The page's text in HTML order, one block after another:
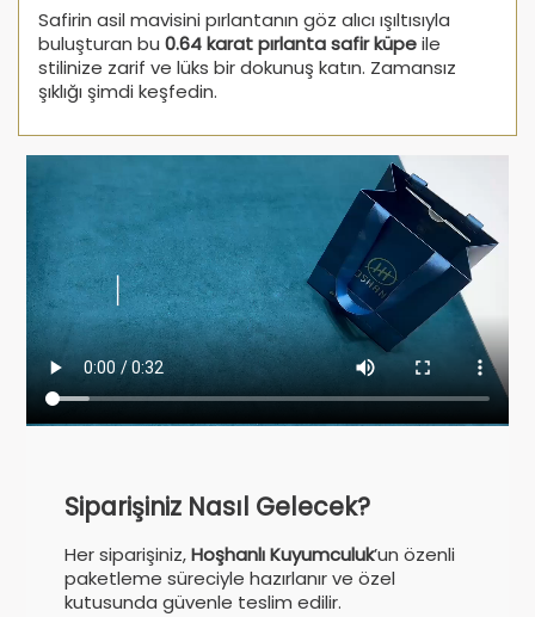
Safirin asil mavisini pırlantanın göz alıcı ışıltısıyla
buluşturan bu 0.64 karat pırlanta safir küpeile
stilinize zarif ve lüks bir dokunuş katın. Zamansız
şıklığı şimdi keşfedin.
Siparişiniz Nasıl Gelecek?
Her siparişiniz,Hoşhanlı Kuyumculuk’un özenli
paketleme süreciyle hazırlanır ve özel
kutusunda güvenle teslim edilir.